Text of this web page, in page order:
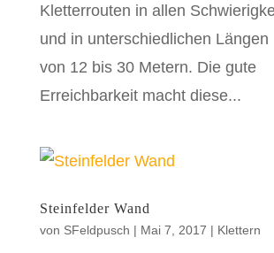
Kletterrouten in allen
und in unterschiedlichen Längen
von 12 bis 30 Metern. Die gute
Erreichbarkeit macht diese...
Steinfelder Wand
von SFeldpusch | Mai 7, 2017 | Klettern